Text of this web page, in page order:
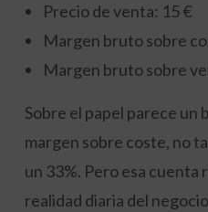
Precio de venta: 15 €
Margen bruto sobre
Margen bruto sobre
Sobre el papel parece un
margen sobre coste, no
un 33%. Pero esa cuenta
realidad diaria del